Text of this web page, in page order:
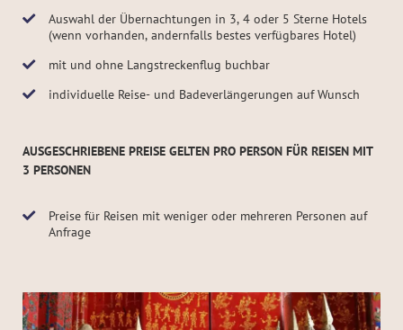
Auswahl der Übernachtungen in 3, 4 oder 5 Sterne Hotels
(wenn vorhanden, andernfalls bestes verfügbares Hotel)
mit und ohne Langstreckenflug buchbar
individuelle Reise- und Badeverlängerungen auf Wunsch
AUSGESCHRIEBENE PREISE GELTEN PRO PERSON FÜR REISEN MIT
3 PERSONEN
Preise für Reisen mit weniger oder mehreren Personen auf
Anfrage